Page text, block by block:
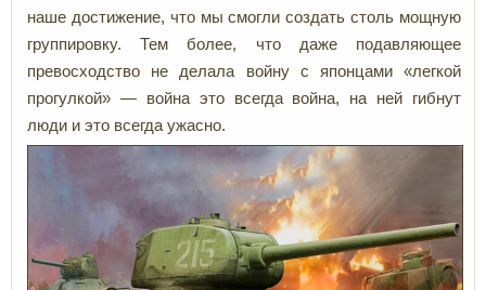
наше достижение, что мы смогли создать столь мощную
группировку. Тем более, что даже подавляющее
превосходство не делала войну с японцами «легкой
прогулкой» — война это всегда война, на ней гибнут
люди и это всегда ужасно.